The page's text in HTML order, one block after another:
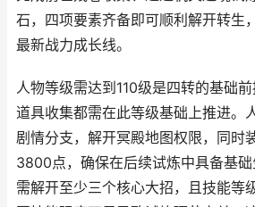
石，四项要素齐备即可顺利解开转生
最新战力成长线。
人物等级需达到110级是四转的基础
道具收集都需在此等级基础上推进。
剧情分支，解开冥殿地图权限，同时
3800点，确保在后续试炼中具备基
需解开至少三个核心大招，且技能等